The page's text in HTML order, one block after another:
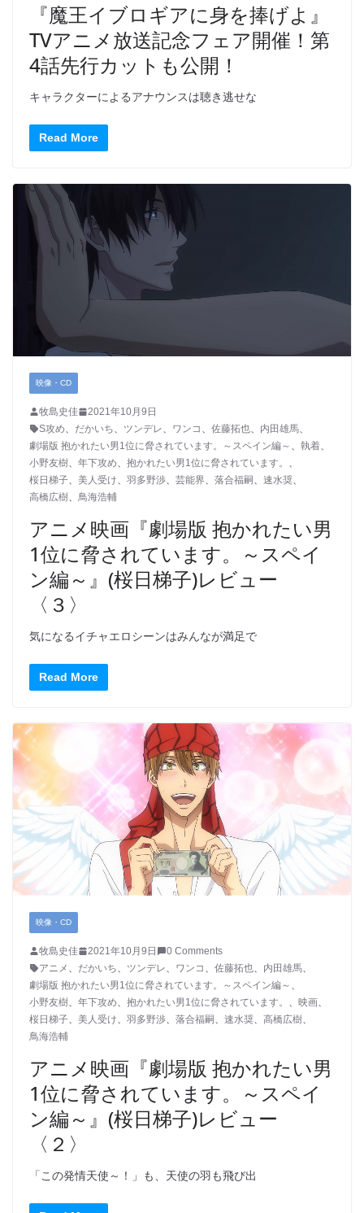
『魔王イブロギアに身を捧げよ』
TVアニメ放送記念フェア開催！第
4話先行カットも公開！
キャラクターによるアナウンスは聴き逃せな
Read More
映像・CD
牧島史佳
2021年10月9日
S攻め
だかいち ツンデレ ワンコ 佐藤拓也 内田雄馬
劇場版 抱かれたい男1位に脅されています。～スペイン編～
執着
小野友樹
年下攻め 抱かれたい男1位に脅されています。
桜日梯子
美人受け 羽多野渉 芸能界 落合福嗣 速水奨
高橋広樹
鳥海浩輔
アニメ映画『劇場版 抱かれたい男
1位に脅されています。～スペイ
ン編～』(桜日梯子)レビュー
〈３〉
気になるイチャエロシーンはみんなが満足で
Read More
映像・CD
牧島史佳 2021年10月9日
0 Comments
アニメ 、 だかいち、 ツンデレ、 ワンコ 、 佐藤拓也、 内田雄馬、
劇場版 抱かれたい男1位に脅されています。～スペイン編～ 、
小野友樹、 年下攻め、 抱かれたい男1位に脅されています。 、 映画、
桜日梯子、 美人受け、 羽多野渉、 落合福嗣、 速水奨、 高橋広樹、
鳥海浩輔
アニメ映画『劇場版 抱かれたい男
1位に脅されています。～スペイ
ン編～』(桜日梯子)レビュー
〈２〉
「この発情天使～！」も、天使の羽も飛び出